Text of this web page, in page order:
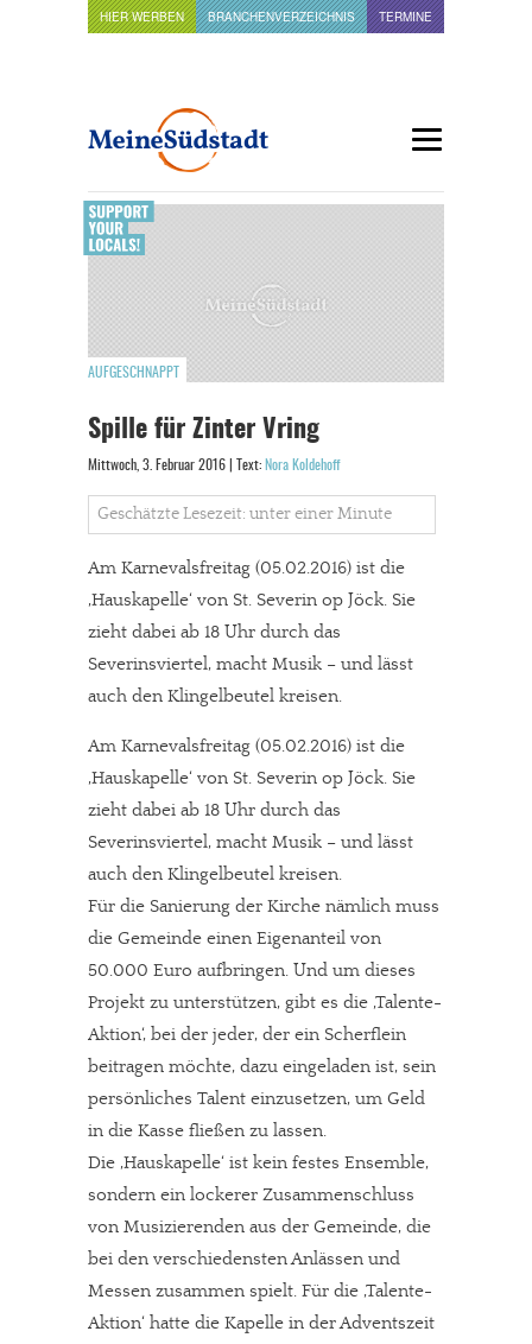
HIER WERBEN BRANCHENVERZEICHNIS TERMINE
AUFGESCHNAPPT
Spille für Zinter Vring
Mittwoch, 3. Februar 2016 | Text: Nora Koldehoff
Geschätzte Lesezeit: unter einer Minute
Am Karnevalsfreitag (05.02.2016) ist die
‚Hauskapelle‘ von St. Severin op Jöck. Sie
zieht dabei ab 18 Uhr durch das
Severinsviertel, macht Musik – und lässt
auch den Klingelbeutel kreisen.
Am Karnevalsfreitag (05.02.2016) ist die
‚Hauskapelle‘ von St. Severin op Jöck. Sie
zieht dabei ab 18 Uhr durch das
Severinsviertel, macht Musik – und lässt
auch den Klingelbeutel kreisen.
Für die Sanierung der Kirche nämlich muss
die Gemeinde einen Eigenanteil von
50.000 Euro aufbringen. Und um dieses
Projekt zu unterstützen, gibt es die ‚Talente-
Aktion‘, bei der jeder, der ein Scherflein
beitragen möchte, dazu eingeladen ist, sein
persönliches Talent einzusetzen, um Geld
in die Kasse fließen zu lassen.
Die ‚Hauskapelle‘ ist kein festes Ensemble,
sondern ein lockerer Zusammenschluss
von Musizierenden aus der Gemeinde, die
bei den verschiedensten Anlässen und
Messen zusammen spielt. Für die ‚Talente-
Aktion‘ hatte die Kapelle in der Adventszeit